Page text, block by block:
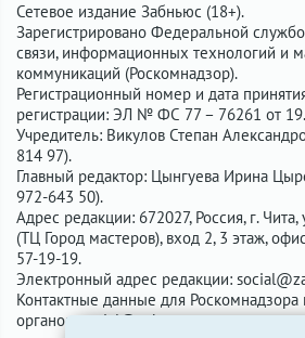
Сетевое издание Забньюс (18+).
Зарегистрировано Федеральной
связи, информационных технологий и
коммуникаций (Роскомнадзор).
Регистрационный номер и дата
регистрации: ЭЛ № ФС 77 – 76261 от
Учредитель: Викулов Степан
814 97).
Главный редактор: Цынгуева Ирина
972-643 50).
Адрес редакции: 672027, Россия, г. Чита,
(ТЦ Город мастеров), вход 2, 3 этаж,
57-19-19.
Электронный адрес редакции:
Контактные данные для Роскомнадзора
органов:
social@zabnews.ru.